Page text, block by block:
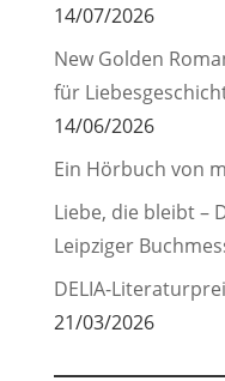
14/07/2026
New Golden
für
14/06/2026
Ein Hörbuch von
Liebe, die bleibt –
Leipziger
DELIA-
21/03/2026